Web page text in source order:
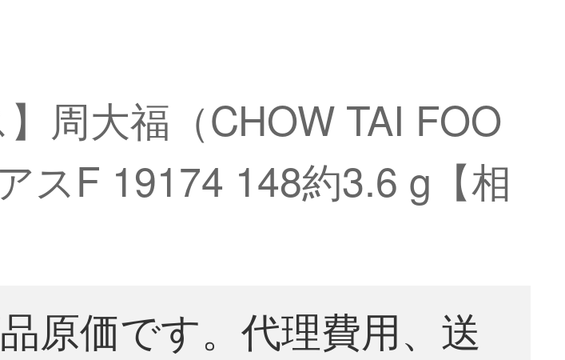
周大福（CHOW TAI FOO
スF 19174 148約3.6 g【相
原価です。代理費用、送